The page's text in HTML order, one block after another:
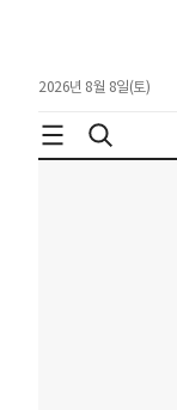
2026년 8월 8일(토)